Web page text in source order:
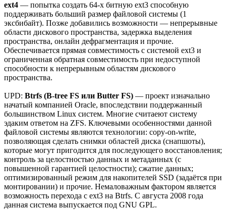
ext4 — попытка создать 64-х битную ext3 способную
поддерживать больший размер файловой системы (1
эксбибайт). Позже добавились возможности — непрерывные
области дискового пространства, задержка выделения
пространства, онлайн дефрагментация и прочие.
Обеспечивается прямая совместимость с системой ext3 и
ограниченная обратная совместимость при недоступной
способности к непрерывным областям дискового
пространства.
UPD: Btrfs (B-tree FS или Butter FS) — проект изначально
начатый компанией Oracle, впоследствии поддержанный
большинством Linux систем. Многие считаеют систему
эдаким ответом на ZFS. Ключевыми особенностями данной
файловой системы являются технологии: copy-on-write,
позволяющая сделать снимки областей диска (снапшоты),
которые могут пригодится для последующего восстановления;
контроль за целостностью данных и метаданных (с
повышенной гарантией целостности); сжатие данных;
оптимизированный режим для накопителей SSD (задаётся при
монтировании) и прочие. Немаловажным фактором является
возможность перехода с ext3 на Btrfs. С августа 2008 года
данная система выпускается под GNU GPL.